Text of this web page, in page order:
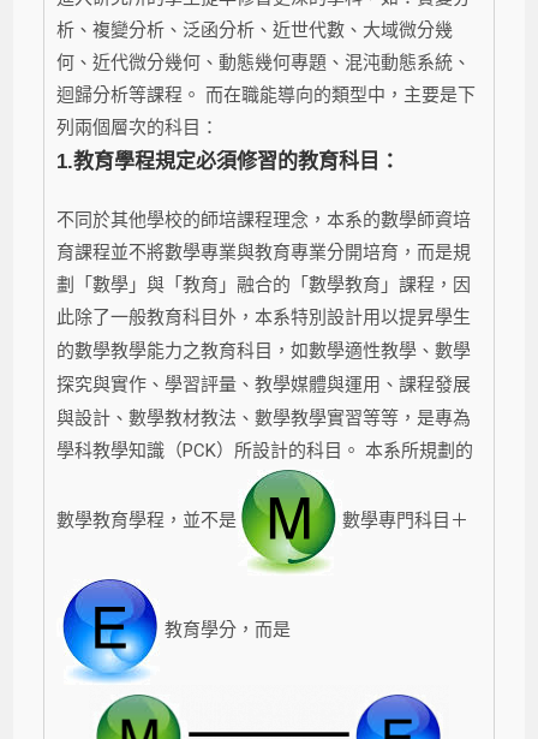
析、複變分析、泛函分析、近世代數、大域微分幾
何、近代微分幾何、動態幾何專題、混沌動態系統、
迴歸分析等課程。 而在職能導向的類型中，主要是下
列兩個層次的科目：
1.教育學程規定必須修習的教育科目：
不同於其他學校的師培課程理念，本系的數學師資培
育課程並不將數學專業與教育專業分開培育，而是規
劃「數學」與「教育」融合的「數學教育」課程，因
此除了一般教育科目外，本系特別設計用以提昇學生
的數學教學能力之教育科目，如數學適性教學、數學
探究與實作、學習評量、教學媒體與運用、課程發展
與設計、數學教材教法、數學教學實習等等，是專為
學科教學知識（PCK）所設計的科目。 本系所規劃的
數學教育學程，並不是 數學專門科目＋
教育學分，而是